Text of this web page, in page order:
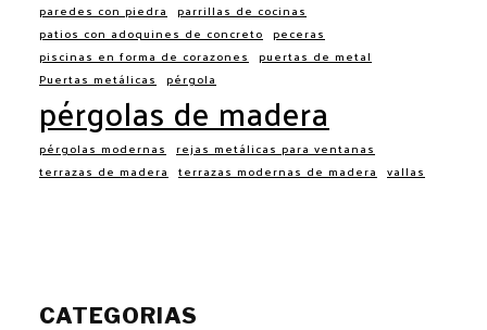
paredes con piedra parrillas de cocinas
patios con adoquines de concreto peceras
piscinas en forma de corazones puertas de metal
Puertas metálicas pérgola
pérgolas de madera
pérgolas modernas rejas metálicas para ventanas
terrazas de madera terrazas modernas de madera vallas
CATEGORIAS